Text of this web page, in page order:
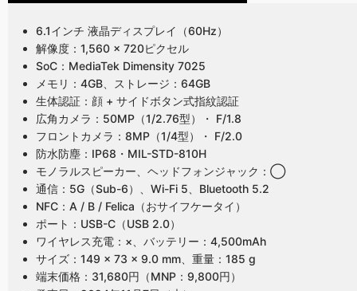
6.1インチ 液晶ディスプレイ（60Hz）
解像度：1,560 × 720ピクセル
SoC：MediaTek Dimensity 7025
メモリ：4GB、ストレージ：64GB
生体認証：顔 + サイドボタン式指紋認証
広角カメラ：50MP（1/2.76型）・ F/1.8
フロントカメラ：8MP（1/4型）・ F/2.0
防水防塵：IP68・MIL-STD-810H
モノラルスピーカー、ヘッドフォンジャック：◯
通信：5G（Sub-6）、Wi-Fi 5、Bluetooth 5.2
NFC：A / B / Felica（おサイフケータイ）
ポート：USB-C（USB 2.0）
ワイヤレス充電：×、バッテリー：4,500mAh
サイズ：149 × 73 × 9.0 mm、重量：185 g
端末価格：31,680円（MNP：9,800円）